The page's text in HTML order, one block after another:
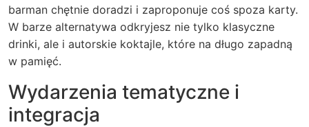
barman chętnie doradzi i zaproponuje coś spoza karty.
W barze alternatywa odkryjesz nie tylko klasyczne
drinki, ale i autorskie koktajle, które na długo zapadną
w pamięć.
Wydarzenia tematyczne i
integracja